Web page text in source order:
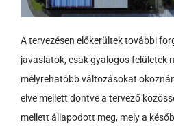
A tervezésen előkerültek további
javaslatok, csak gyalogos felületek
mélyrehatóbb változásokat
elve mellett döntve a tervező
mellett állapodott meg, mely a